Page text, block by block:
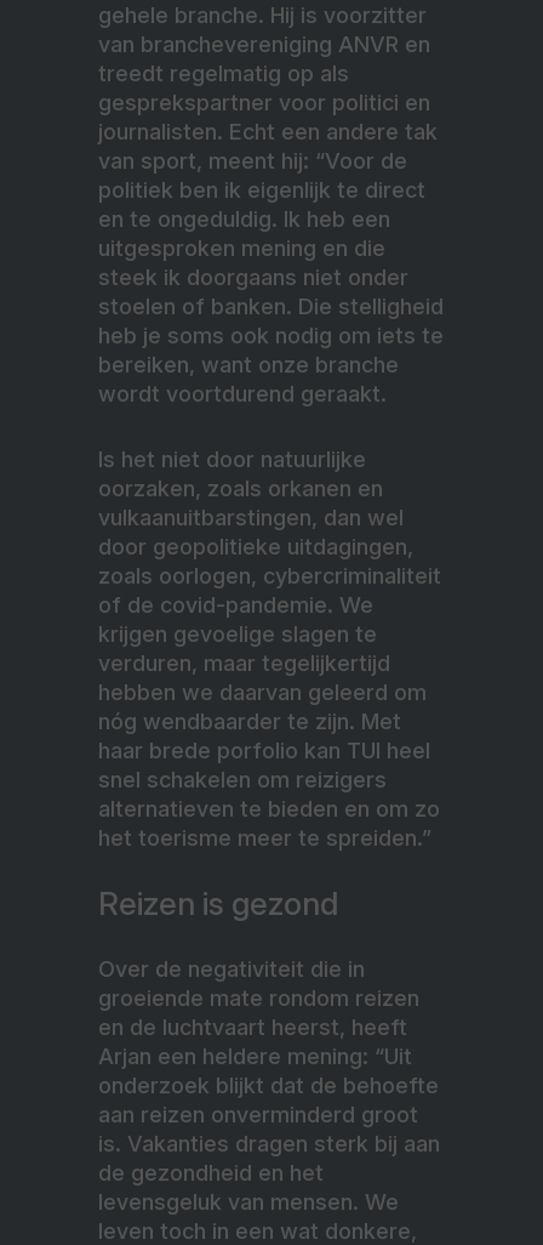
gehele branche. Hij is voorzitter
van branchevereniging ANVR en
treedt regelmatig op als
gesprekspartner voor politici en
journalisten. Echt een andere tak
van sport, meent hij: “Voor de
politiek ben ik eigenlijk te direct
en te ongeduldig. Ik heb een
uitgesproken mening en die
steek ik doorgaans niet onder
stoelen of banken. Die stelligheid
heb je soms ook nodig om iets te
bereiken, want onze branche
wordt voortdurend geraakt.
Is het niet door natuurlijke
oorzaken, zoals orkanen en
vulkaanuitbarstingen, dan wel
door geopolitieke uitdagingen,
zoals oorlogen, cybercriminaliteit
of de covid-pandemie. We
krijgen gevoelige slagen te
verduren, maar tegelijkertijd
hebben we daarvan geleerd om
nóg wendbaarder te zijn. Met
haar brede porfolio kan TUI heel
snel schakelen om reizigers
alternatieven te bieden en om zo
het toerisme meer te spreiden.”
Reizen is gezond
Over de negativiteit die in
groeiende mate rondom reizen
en de luchtvaart heerst, heeft
Arjan een heldere mening: “Uit
onderzoek blijkt dat de behoefte
aan reizen onverminderd groot
is. Vakanties dragen sterk bij aan
de gezondheid en het
levensgeluk van mensen. We
leven toch in een wat donkere,